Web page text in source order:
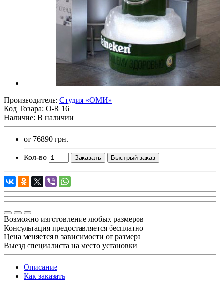
Производитель: Студия «ОМИ»
Код Товара: O-R 16
Наличие: В наличии
от 76890 грн.
Кол-во Заказать Быстрый заказ
Возможно изготовление любых размеров
Консультация предоставляется бесплатно
Цена меняется в зависимости от размера
Выезд специалиста на место установки
Описание
Как заказать